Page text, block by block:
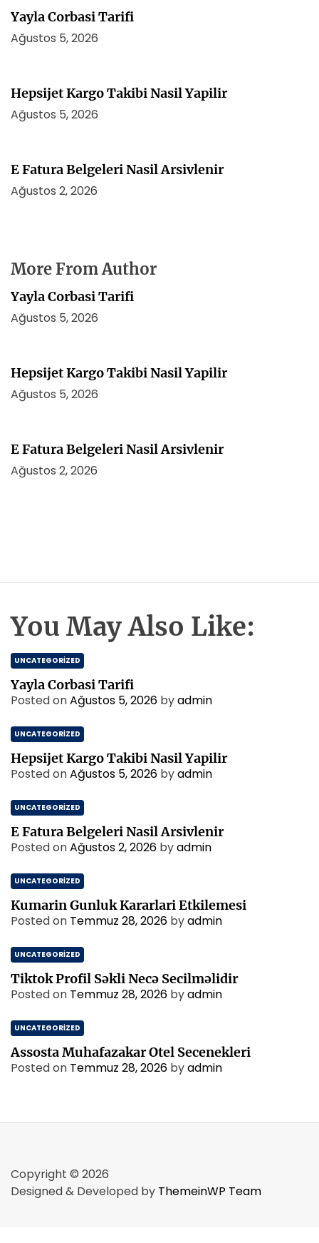
Yayla Corbasi Tarifi
Ağustos 5, 2026
Hepsijet Kargo Takibi Nasil Yapilir
Ağustos 5, 2026
E Fatura Belgeleri Nasil Arsivlenir
Ağustos 2, 2026
More From Author
Yayla Corbasi Tarifi
Ağustos 5, 2026
Hepsijet Kargo Takibi Nasil Yapilir
Ağustos 5, 2026
E Fatura Belgeleri Nasil Arsivlenir
Ağustos 2, 2026
You May Also Like:
UNCATEGORIZED
Yayla Corbasi Tarifi
Posted onAğustos 5, 2026 byadmin
UNCATEGORIZED
Hepsijet Kargo Takibi Nasil Yapilir
Posted onAğustos 5, 2026 byadmin
UNCATEGORIZED
E Fatura Belgeleri Nasil Arsivlenir
Posted onAğustos 2, 2026 byadmin
UNCATEGORIZED
Kumarin Gunluk Kararlari Etkilemesi
Posted on Temmuz 28, 2026 byadmin
UNCATEGORIZED
Tiktok Profil Səkli Necə Secilməlidir
Posted on Temmuz 28, 2026 byadmin
UNCATEGORIZED
Assosta Muhafazakar Otel Secenekleri
Posted on Temmuz 28, 2026 byadmin
Copyright © 2026
Designed & Developed by ThemeinWP Team